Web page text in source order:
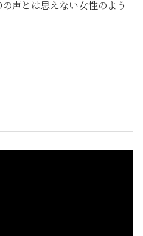
声とは思えない女性のよう